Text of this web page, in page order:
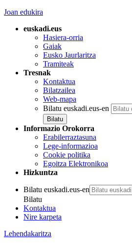
Joan edukira
euskadi.eus
Hasiera-orria
Gaiak
Eusko Jaurlaritza
Tramiteak
Tresnak
Kontaktua
Bilatzailea
Web-mapa
Bilatu euskadi.eus-en
Informazio Orokorra
Erabilerraztasuna
Lege-informazioa
Cookie politika
Egoitza Elektronikoa
Hizkuntza
Bilatu euskadi.eus-en
Bilatu
Kontaktua
Nire karpeta
Lehendakaritza